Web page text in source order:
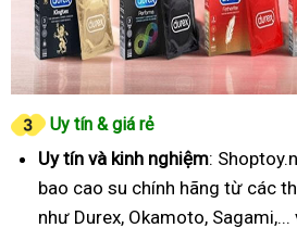
Uy tín & giá rẻ
Uy tín và kinh nghiệm:
bao cao su chính hãng từ các
như Durex, Okamoto,